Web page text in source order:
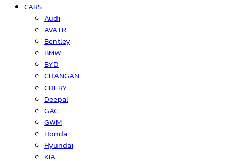
CARS
Audi
AVATR
Bentley
BMW
BYD
CHANGAN
CHERY
Deepal
GAC
GWM
Honda
Hyundai
KIA